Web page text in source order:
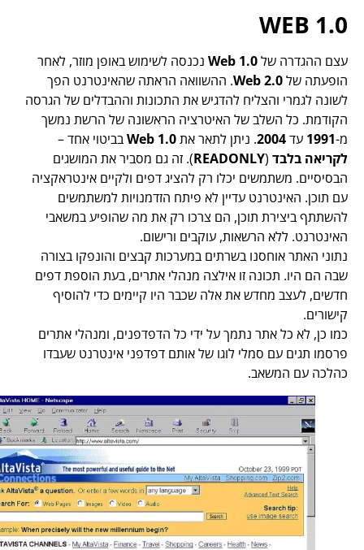
WEB 1.0
עצם ההגדרה שלWeb 1.0נכנסה לשימוש באופן מוזר, לאחר
הופעתה שלWeb 2.0. ההשוואה הראתה שהאינטרנט הפך
לשונה לגמרי והצליח להדגיש את התכונות וההבדלים של הגרסה
הקודמת. כל השלב של האיטרציה הראשונה של הרשת נמשך
1991עד2004. ניתן לתאר אתWeb 1.0בביטוי אחד –
לקריאה בלבד(
READONLY). זה גם מסביר את המושגים
הבסיסיים. משתמשים יכלו רק להציג דפים ולקיים אינטראקציה
עם תוכן. האינטרנט עדיין לא פיתח הזדמנויות למשתמשים
להשתתף ביצירת תוכן, הם צרכו רק את מה שהופיע במשאבי
האינטרנט. ללא הרשאות, עוקבים ורישום.
נתוני האתר אוחסנו בשרתים במערכות קבצים והונפקו בצורה
שבה הם היו. תכונה זו אילצה מנהלי אתרים, בעת הוספת דפים
חדשים, לעצב מחדש את אלה שכבר היו קיימים כדי להוסיף
קישורים.
כמו כן, לא כל אתר נתמך על ידי כל הדפדפנים, ומנהלי אתרים
פרסמו תגים עם סמלי לוגו של אותם דפדפני אינטרנט שעבדו
כהלכה עם המשאב.